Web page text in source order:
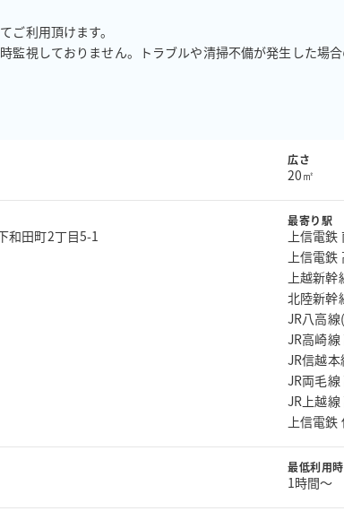
ご利用頂けます。
監視しておりません。トラブルや清掃不備が発生した場合
広さ
20㎡
和田町2丁目5-1
最寄り駅
上信電
上信電
上越新
北陸新幹
JR八高
JR高崎
JR信越
JR両毛
JR上越
上信電
最低利用
1時間〜